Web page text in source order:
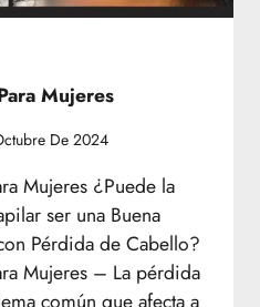
Mujeres
De 2024
Mujeres ¿Puede la
ser una Buena
Pérdida de Cabello?
Mujeres – La pérdida